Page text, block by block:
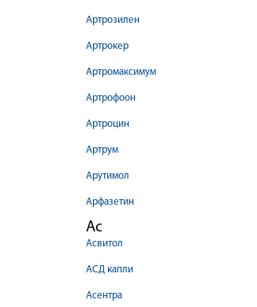
Артрозилен
Артрокер
Артромаксимум
Артрофоон
Артроцин
Артрум
Арутимол
Арфазетин
Ас
Асвитол
АСД капли
Асентра